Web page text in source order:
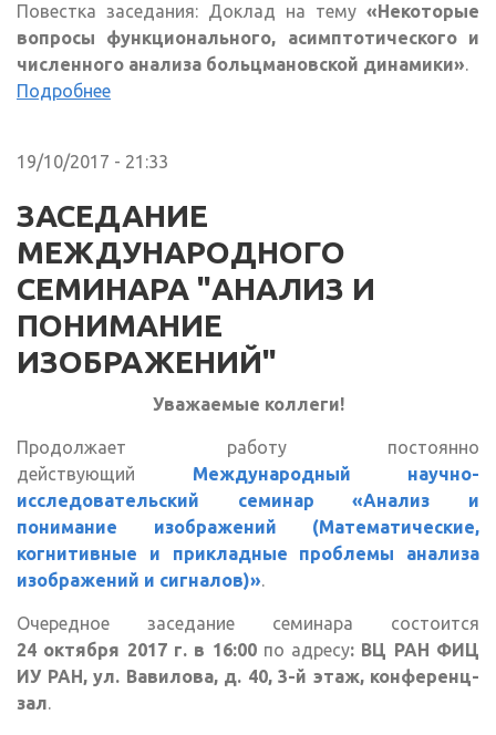
Повестка заседания: Доклад на тему «Некоторые
вопросы функционального, асимптотического и
численного анализа больцмановской динамики».
Подробнее
19/10/2017 - 21:33
ЗАСЕДАНИЕ
МЕЖДУНАРОДНОГО
СЕМИНАРА "АНАЛИЗ И
ПОНИМАНИЕ
ИЗОБРАЖЕНИЙ"
Уважаемые коллеги!
Продолжает работу постоянно
действующий Международный научно-
исследовательский семинар «Анализ и
понимание изображений (Математические,
когнитивные и прикладные проблемы анализа
изображений и сигналов)».
Очередное заседание семинара состоится
24 октября 2017 г. в 16:00 по адресу: ВЦ РАН ФИЦ
ИУ РАН, ул. Вавилова, д. 40, 3-й этаж, конференц-
зал.